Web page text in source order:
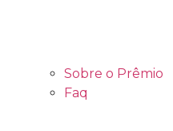
Sobre o Prêmio
Faq